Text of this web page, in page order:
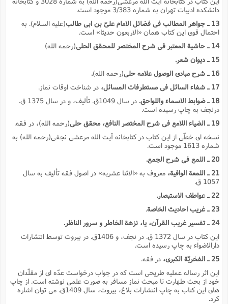
دانشکده ادبیات تهران به شماره 3/383 موجود است.
13 ـ جواهر المطالب فى فضائل الامام علىّ بن ابى طالب
(علیه السلام). به
احتمال قوى این کتاب همان «الاربعون حدیثا» است.
14 ـ حاشیة المعتبر فى شرح المختصر للمحقق الحلى
(رحمه الله)
15 ـ دیوان شعر.
16 ـ شرح مبادى الوصول علامه حلى
(رحمه الله).
17 ـ شفاء السائل فى مستطرفات المسائل،
در شناخت اوقات نماز.
18 ـ ضوابط الاسماء واللواحق.
در سال 1049ق. تألیف، و در سال 1375 ق.
درنجف به چاپ رسیده است.
19 ـ الضیاء اللامع فى شرح المختصر النافع، محقق حلى
(رحمه الله)، در فقه.
نسخه اى خطّى از این کتاب در کتابخانه آیت الله مرعشى نجفى(رحمه الله) به
شماره 1613 موجود است.
20 ـ اللمع فى شرح الجمع.
21 ـ اللمعة الوافیة،
معروف به «الاثنا عشریه» در اصول فقه تألیف به سال
1057 ق.
22 ـ عواطف الاستبصار.
23 ـ غریب احادیث الخاصة
.
24 ـ تفسیر غریب القرآن، یا، نزهة الخاطر و سرور الناظر.
این کتاب در سال 1372 ق. در نجف، و 1406ق. در بیروت توسط انتشارات
دارالاضواء به چاپ رسیده است.
25 ـ الفخریّة الکبرى،
در فقه.
این اثر رساله عملیه طریحى است که در جواب درخواست عدّه اى از مقلّدان
خود از بحث طهارت تا مبحث نماز مسافر به صورت علمى نوشته است. از چاپ
هاى این کتاب به چاپ انتشارات بلاغ، بیروت، سال 1409ق. مى توان اشاره
کرد.